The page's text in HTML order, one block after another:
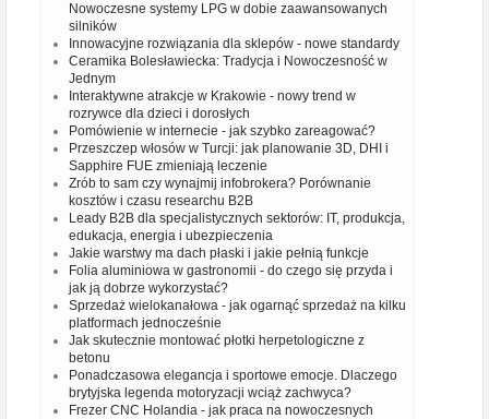
Nowoczesne systemy LPG w dobie zaawansowanych
silników
Innowacyjne rozwiązania dla sklepów - nowe standardy
Ceramika Bolesławiecka: Tradycja i Nowoczesność w
Jednym
Interaktywne atrakcje w Krakowie - nowy trend w
rozrywce dla dzieci i dorosłych
Pomówienie w internecie - jak szybko zareagować?
Przeszczep włosów w Turcji: jak planowanie 3D, DHI i
Sapphire FUE zmieniają leczenie
Zrób to sam czy wynajmij infobrokera? Porównanie
kosztów i czasu researchu B2B
Leady B2B dla specjalistycznych sektorów: IT, produkcja,
edukacja, energia i ubezpieczenia
Jakie warstwy ma dach płaski i jakie pełnią funkcje
Folia aluminiowa w gastronomii - do czego się przyda i
jak ją dobrze wykorzystać?
Sprzedaż wielokanałowa - jak ogarnąć sprzedaż na kilku
platformach jednocześnie
Jak skutecznie montować płotki herpetologiczne z
betonu
Ponadczasowa elegancja i sportowe emocje. Dlaczego
brytyjska legenda motoryzacji wciąż zachwyca?
Frezer CNC Holandia - jak praca na nowoczesnych